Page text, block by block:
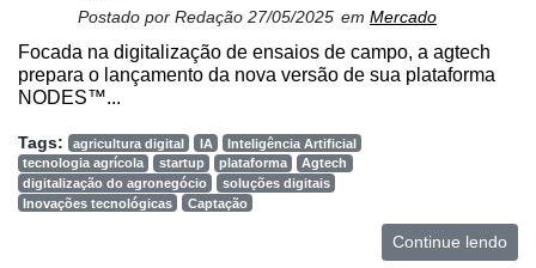
Way
Consulting
ONE
CHB
Postado por Redação 27/05/2025 em Mercado
Focada na digitalização de ensaios de campo, a agtech
prepara o lançamento da nova versão de sua plataforma
NODES™...
Tags: agricultura digital IA
Inteligência Artificial
tecnologia agrícola
startup plataforma
Agtech
digitalização do agronegócio
soluções digitais
Inovações tecnológicas
Captação
Continue lendo